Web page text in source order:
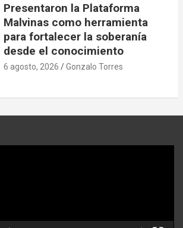
Presentaron la Plataforma
Malvinas como herramienta
para fortalecer la soberanía
desde el conocimiento
6 agosto, 2026 Gonzalo Torres